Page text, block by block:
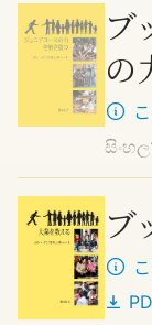
ブ
の
සිංහල
ブ